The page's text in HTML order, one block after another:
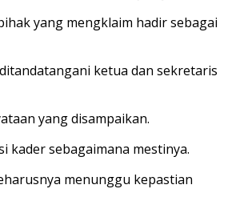
yang mengklaim hadir sebagai
ketua dan sekretaris
yang disampaikan.
kader sebagaimana mestinya.
menunggu kepastian